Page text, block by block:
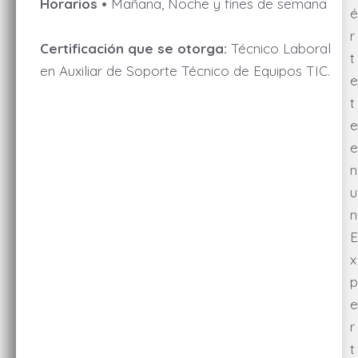
Horarios • Mañana, Noche y fines de semana
Certificación que se otorga: Técnico Laboral
en Auxiliar de Soporte Técnico de Equipos TIC.
é
r
t
e
t
e
e
n
u
n
E
x
p
e
r
t